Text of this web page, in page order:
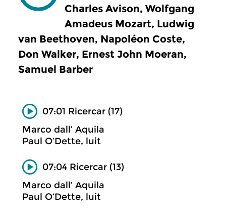
Charles Avison, Wolfgang
Amadeus Mozart, Ludwig
van Beethoven, Napoléon Coste,
Don Walker, Ernest John Moeran,
Samuel Barber
07:01 Ricercar (17)
Marco dall’ Aquila
Paul O’Dette, luit
07:04 Ricercar (13)
Marco dall’ Aquila
Paul O’Dette, luit